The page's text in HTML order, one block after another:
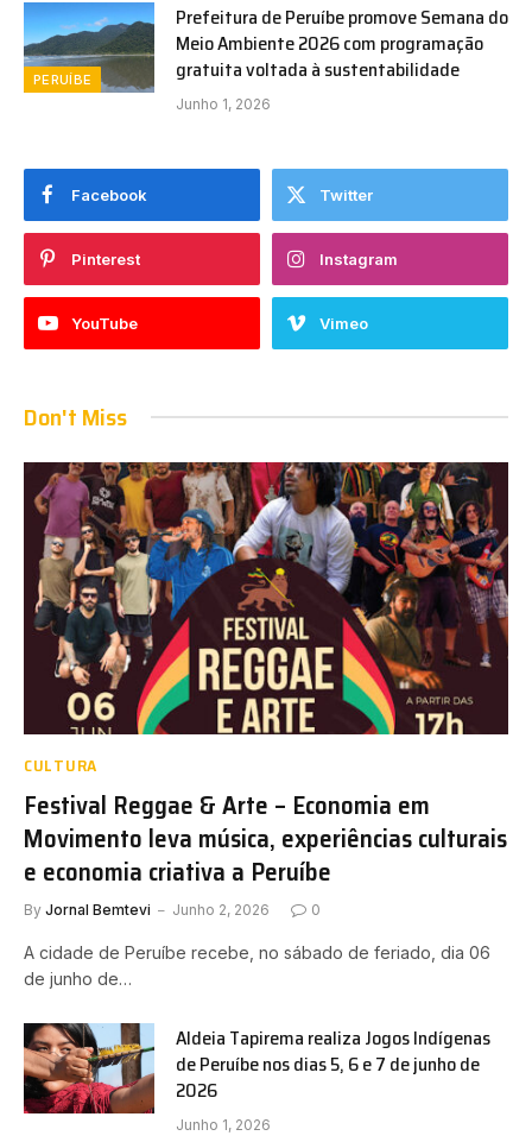
PERUÍBE
Prefeitura de Peruíbe promove Semana do
Meio Ambiente 2026 com programação
gratuita voltada à sustentabilidade
Junho 1, 2026
Facebook Twitter
Pinterest Instagram
YouTube Vimeo
Don't Miss
CULTURA
Festival Reggae & Arte – Economia em
Movimento leva música, experiências culturais
e economia criativa a Peruíbe
By Jornal Bemtevi Junho 2, 2026 0
A cidade de Peruíbe recebe, no sábado de feriado, dia 06
de junho de…
Aldeia Tapirema realiza Jogos Indígenas
de Peruíbe nos dias 5, 6 e 7 de junho de
2026
Junho 1, 2026